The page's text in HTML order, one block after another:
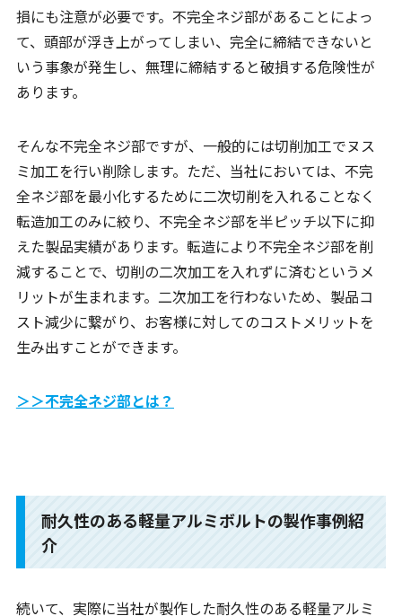
損にも注意が必要です。不完全ネジ部があることによっ
て、頭部が浮き上がってしまい、完全に締結できないと
いう事象が発生し、無理に締結すると破損する危険性が
あります。
そんな不完全ネジ部ですが、一般的には切削加工でヌス
ミ加工を行い削除します。ただ、当社においては、不完
全ネジ部を最小化するために二次切削を入れることなく
転造加工のみに絞り、不完全ネジ部を半ピッチ以下に抑
えた製品実績があります。転造により不完全ネジ部を削
減することで、切削の二次加工を入れずに済むというメ
リットが生まれます。二次加工を行わないため、製品コ
スト減少に繋がり、お客様に対してのコストメリットを
生み出すことができます。
＞＞不完全ネジ部とは？
耐久性のある軽量アルミボルトの製作事例紹
介
続いて、実際に当社が製作した耐久性のある軽量アルミ